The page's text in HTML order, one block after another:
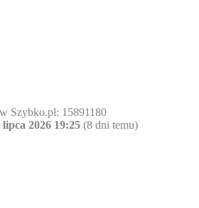
Szybko.pl: 15891180
lipca 2026 19:25 (8 dni temu)